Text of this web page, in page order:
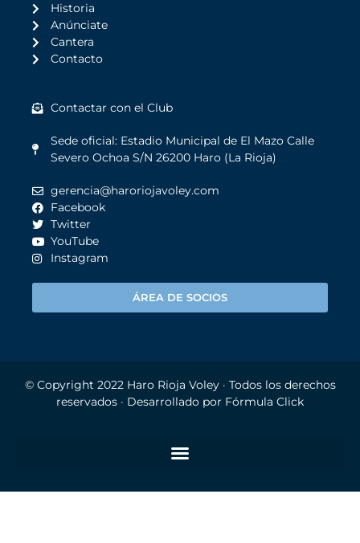
Historia
Anúnciate
Cantera
Contacto
Contactar con el Club
Sede oficial: Estadio Municipal de El Mazo Calle
Severo Ochoa S/N 26200 Haro (La Rioja)
gerencia@haroriojavoley.com
Facebook
Twitter
YouTube
Instagram
ÁREA DE SOCIOS
© Copyright 2022 Haro Rioja Voley· Todos los derechos
reservados · Desarrollado por Fórmula Click